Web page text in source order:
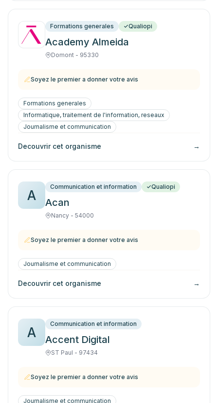
Formations generales Qualiopi
Academy Almeida
Domont - 95330
Soyez le premier a donner votre avis
Formations generales
Informatique, traitement de l'information, reseaux
Journalisme et communication
Decouvrir cet organisme →
A
Communication et information Qualiopi
Acan
Nancy - 54000
Soyez le premier a donner votre avis
Journalisme et communication
Decouvrir cet organisme →
A
Communication et information
Accent Digital
ST Paul - 97434
Soyez le premier a donner votre avis
Journalisme et communication